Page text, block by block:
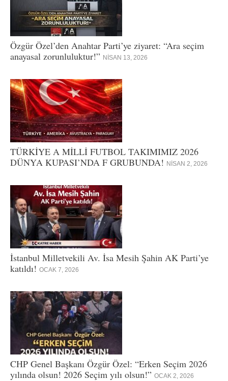
Özgür Özel’den Anahtar Parti’ye ziyaret: “Ara seçim
anayasal zorunluluktur!” NISAN 13, 2026
TÜRKİYE A MİLLİ FUTBOL TAKIMIMIZ 2026
DÜNYA KUPASI’NDA F GRUBUNDA! NISAN 2, 2026
İstanbul Milletvekili Av. İsa Mesih Şahin AK Parti’ye
katıldı! OCAK 7, 2026
CHP Genel Başkanı Özgür Özel: “Erken Seçim 2026
yılında olsun! 2026 Seçim yılı olsun!” OCAK 2, 2026